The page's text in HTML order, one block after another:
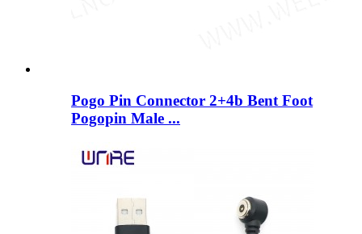
Pogo Pin Connector 2+4b Bent Foot
Pogopin Male ...